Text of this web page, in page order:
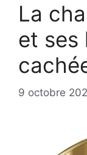
La
et ses
9 octobre